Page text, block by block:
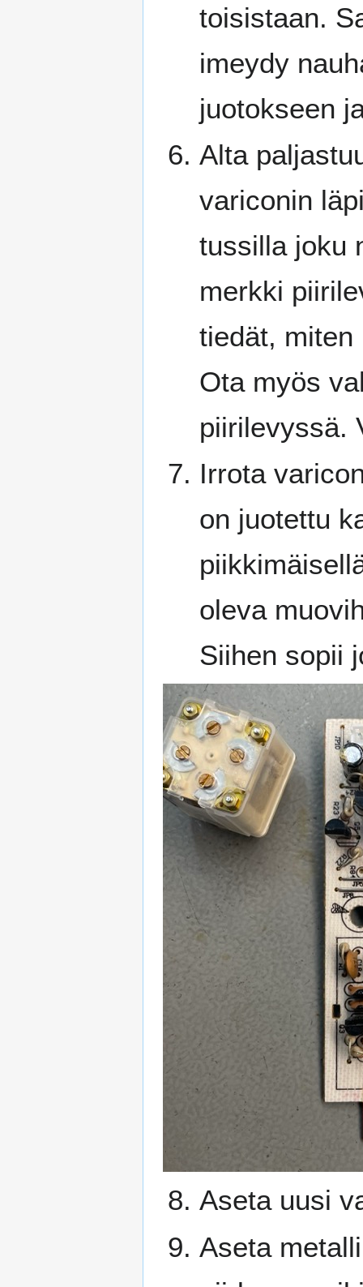
toisistaan.
imeydy
juotokseen
Alta
variconin
tussilla joku
merkki
tiedät, miten
Ota myös
piirilevyssä.
Irrota
on juotettu
oleva
Siihen sopii
Aseta uusi
Aseta